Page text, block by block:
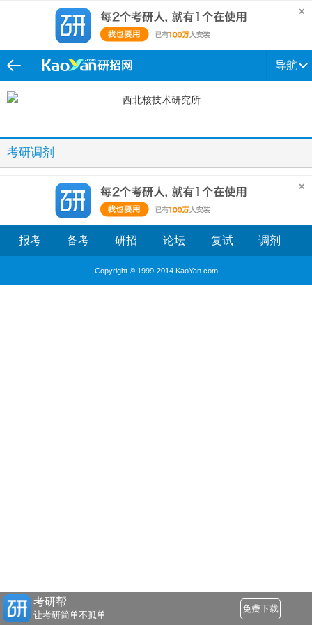
导航
考研调剂
报考 备考 研招 论坛 复试 调剂
Copyright © 1999-2014 KaoYan.com
考研帮
让考研简单不孤单
免费下载